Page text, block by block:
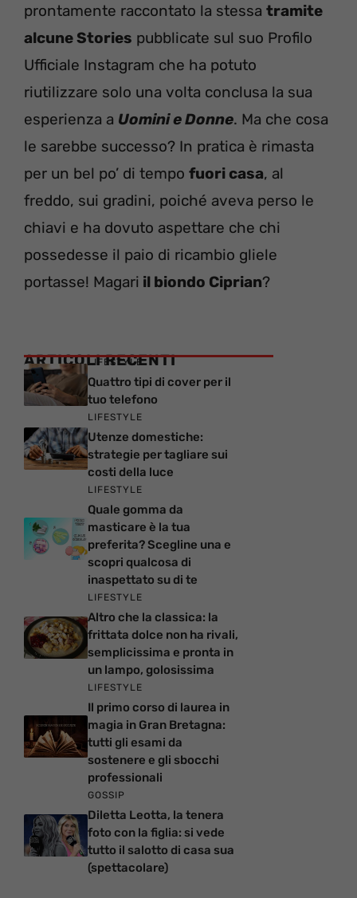
prontamente raccontato la stessa tramite
alcune Stories pubblicate sul suo Profilo
Ufficiale Instagram che ha potuto
riutilizzare solo una volta conclusa la sua
esperienza a Uomini e Donne. Ma che cosa
le sarebbe successo? In pratica è rimasta
per un bel po’ di tempo fuori casa, al
freddo, sui gradini, poiché aveva perso le
chiavi e ha dovuto aspettare che chi
possedesse il paio di ricambio gliele
portasse! Magari il biondo Ciprian?
ARTICOLI RECENTI
LIFESTYLE
Quattro tipi di cover per il
tuo telefono
LIFESTYLE
Utenze domestiche:
strategie per tagliare sui
costi della luce
LIFESTYLE
Quale gomma da
masticare è la tua
preferita? Scegline una e
scopri qualcosa di
inaspettato su di te
LIFESTYLE
Altro che la classica: la
frittata dolce non ha rivali,
semplicissima e pronta in
un lampo, golosissima
LIFESTYLE
Il primo corso di laurea in
magia in Gran Bretagna:
tutti gli esami da
sostenere e gli sbocchi
professionali
GOSSIP
Diletta Leotta, la tenera
foto con la figlia: si vede
tutto il salotto di casa sua
(spettacolare)